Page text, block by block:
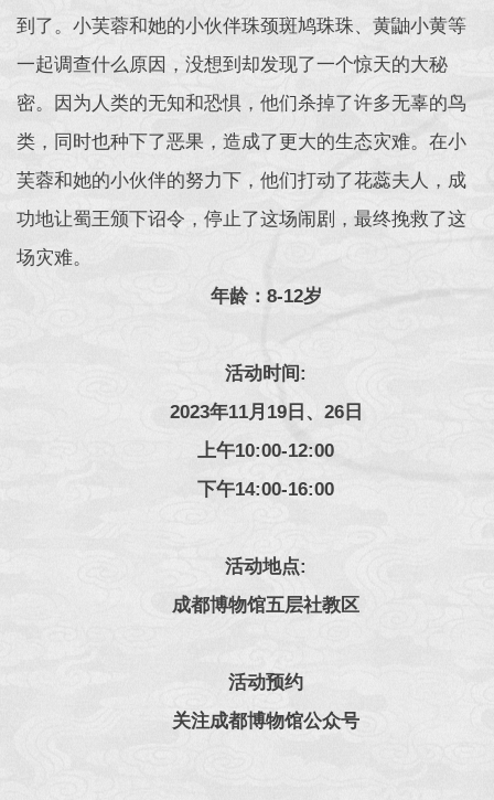
到了。小芙蓉和她的小伙伴珠颈斑鸠珠珠、黄鼬小黄等
一起调查什么原因，没想到却发现了一个惊天的大秘
密。因为人类的无知和恐惧，他们杀掉了许多无辜的鸟
类，同时也种下了恶果，造成了更大的生态灾难。在小
芙蓉和她的小伙伴的努力下，他们打动了花蕊夫人，成
功地让蜀王颁下诏令，停止了这场闹剧，最终挽救了这
场灾难。
年龄：8-12岁
活动时间:
2023年11月19日、26日
上午10:00-12:00
下午14:00-16:00
活动地点:
成都博物馆五层社教区
活动预约
关注成都博物馆公众号